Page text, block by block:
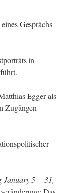
Gesprächs
in
Egger als
Zugängen
January 5 – 31,